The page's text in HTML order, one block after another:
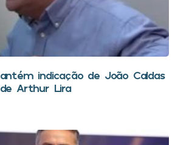
indicação de João Caldas
Arthur Lira